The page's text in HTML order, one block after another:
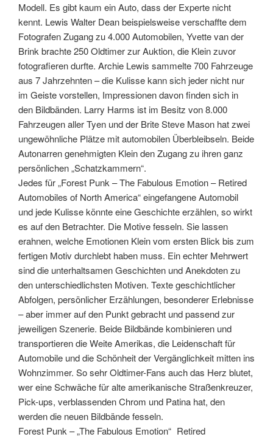
Modell. Es gibt kaum ein Auto, dass der Experte nicht
kennt. Lewis Walter Dean beispielsweise verschaffte dem
Fotografen Zugang zu 4.000 Automobilen, Yvette van der
Brink brachte 250 Oldtimer zur Auktion, die Klein zuvor
fotografieren durfte. Archie Lewis sammelte 700 Fahrzeuge
aus 7 Jahrzehnten – die Kulisse kann sich jeder nicht nur
im Geiste vorstellen, Impressionen davon finden sich in
den Bildbänden. Larry Harms ist im Besitz von 8.000
Fahrzeugen aller Tyen und der Brite Steve Mason hat zwei
ungewöhnliche Plätze mit automobilen Überbleibseln. Beide
Autonarren genehmigten Klein den Zugang zu ihren ganz
persönlichen „Schatzkammern“.
Jedes für „Forest Punk – The Fabulous Emotion – Retired
Automobiles of North America“ eingefangene Automobil
und jede Kulisse könnte eine Geschichte erzählen, so wirkt
es auf den Betrachter. Die Motive fesseln. Sie lassen
erahnen, welche Emotionen Klein vom ersten Blick bis zum
fertigen Motiv durchlebt haben muss. Ein echter Mehrwert
sind die unterhaltsamen Geschichten und Anekdoten zu
den unterschiedlichsten Motiven. Texte geschichtlicher
Abfolgen, persönlicher Erzählungen, besonderer Erlebnisse
– aber immer auf den Punkt gebracht und passend zur
jeweiligen Szenerie. Beide Bildbände kombinieren und
transportieren die Weite Amerikas, die Leidenschaft für
Automobile und die Schönheit der Vergänglichkeit mitten ins
Wohnzimmer. So sehr Oldtimer-Fans auch das Herz blutet,
wer eine Schwäche für alte amerikanische Straßenkreuzer,
Pick-ups, verblassenden Chrom und Patina hat, den
werden die neuen Bildbände fesseln.
Forest Punk – „The Fabulous Emotion“ Retired